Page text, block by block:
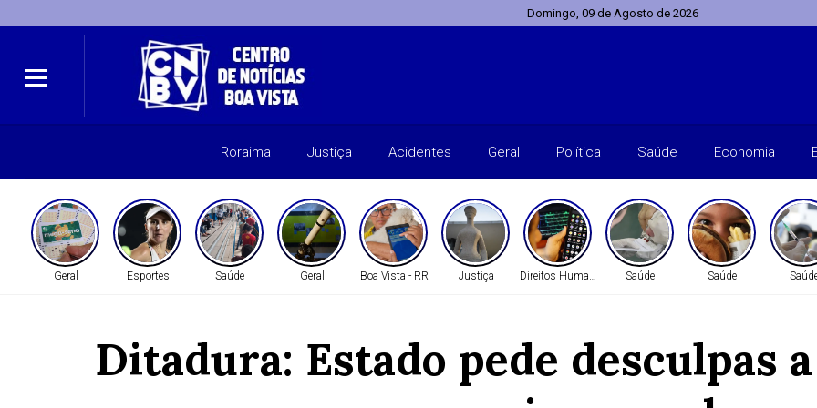
Domingo, 09 de Agosto de 2026
Roraima Justiça Acidentes Geral Política Saúde Economia
Geral Esportes Saúde Geral Boa Vista - RR Justiça Direitos Humanos Saúde Saúde
Ditadura: Estado pede desculpas